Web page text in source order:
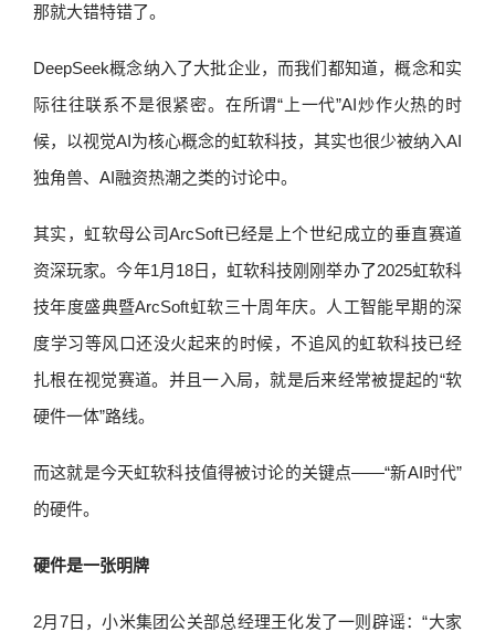
那就大错特错了。
DeepSeek概念纳入了大批企业，而我们都知道，概念和实
际往往联系不是很紧密。在所谓“上一代”AI炒作火热的时
候，以视觉AI为核心概念的虹软科技，其实也很少被纳入AI
独角兽、AI融资热潮之类的讨论中。
其实，虹软母公司ArcSoft已经是上个世纪成立的垂直赛道
资深玩家。今年1月18日，虹软科技刚刚举办了2025虹软科
技年度盛典暨ArcSoft虹软三十周年庆。人工智能早期的深
度学习等风口还没火起来的时候，不追风的虹软科技已经
扎根在视觉赛道。并且一入局，就是后来经常被提起的“软
硬件一体”路线。
而这就是今天虹软科技值得被讨论的关键点——“新AI时代”
的硬件。
硬件是一张明牌
2月7日，小米集团公关部总经理王化发了一则辟谣：“大家